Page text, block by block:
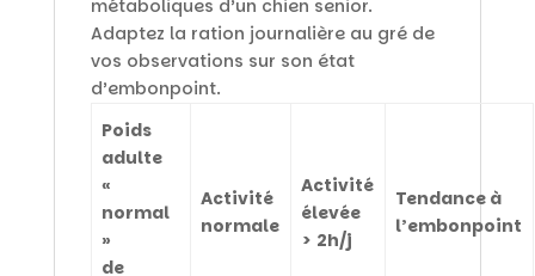
métaboliques d’un chien senior.
Adaptez la ration journalière au gré de
vos observations sur son état
d’embonpoint.
Poids
adulte
«
normal
»
de
Activité
normale
Activité
élevée
> 2h/j
Tendance à
l’embonpoint